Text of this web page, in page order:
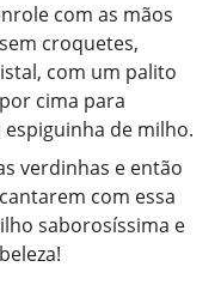
com as mãos
croquetes,
com um palito
cima para
de milho.
verdinhas e então
com essa
saborosíssima e